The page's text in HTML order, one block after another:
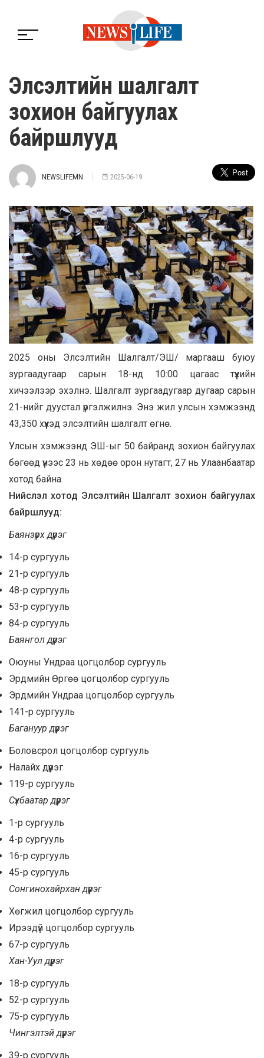
Элсэлтийн шалгалт
зохион байгуулах
байршлууд
NEWSLIFEMN 2025-06-19
2025 оны Элсэлтийн Шалгалт/ЭШ/ маргааш буюу
зургаадугаар сарын 18-нд 10:00 цагаас түүхийн
хичээлээр эхэлнэ. Шалгалт зургаадугаар дугаар сарын
21-нийг дуустал үргэлжилнэ. Энэ жил улсын хэмжээнд
43,350 хүүхэд элсэлтийн шалгалт өгнө.
Улсын хэмжээнд ЭШ-ыг 50 байранд зохион байгуулах
бөгөөд үүнээс 23 нь хөдөө орон нутагт, 27 нь Улаанбаатар
хотод байна.
Нийслэл хотод Элсэлтийн Шалгалт зохион байгуулах
байршлууд:
Баянзүрх дүүрэг
14-р сургууль
21-р сургууль
48-р сургууль
53-р сургууль
84-р сургууль
Баянгол дүүрэг
Оюуны Ундраа цогцолбор сургууль
Эрдмийн Өргөө цогцолбор сургууль
Эрдмийн Ундраа цогцолбор сургууль
141-р сургууль
Багануур дүүрэг
Боловсрол цогцолбор сургууль
Налайх дүүрэг
119-р сургууль
Сүхбаатар дүүрэг
1-р сургууль
4-р сургууль
16-р сургууль
45-р сургууль
Сонгинохайрхан дүүрэг
Хөгжил цогцолбор сургууль
Ирээдүй цогцолбор сургууль
67-р сургууль
Хан-Уул дүүрэг
18-р сургууль
52-р сургууль
75-р сургууль
Чингэлтэй дүүрэг
39-р сургууль